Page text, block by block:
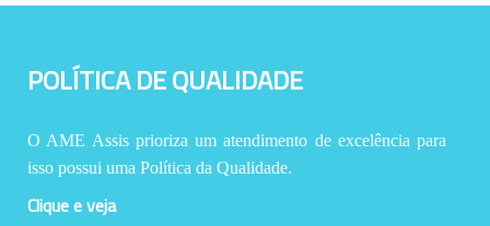
POLÍTICA DE QUALIDADE
O AME Assis prioriza um atendimento de excelência para
isso possui uma Política da Qualidade.
Clique e veja